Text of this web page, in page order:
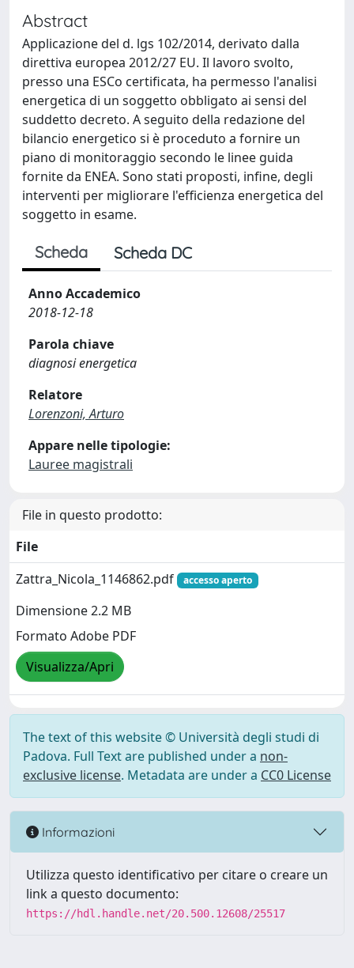
Abstract
Applicazione del d. lgs 102/2014, derivato dalla
direttiva europea 2012/27 EU. Il lavoro svolto,
presso una ESCo certificata, ha permesso l'analisi
energetica di un soggetto obbligato ai sensi del
suddetto decreto. A seguito della redazione del
bilancio energetico si è proceduto a fornire un
piano di monitoraggio secondo le linee guida
fornite da ENEA. Sono stati proposti, infine, degli
interventi per migliorare l'efficienza energetica del
soggetto in esame.
Scheda Scheda DC
Anno Accademico
2018-12-18
Parola chiave
diagnosi energetica
Relatore
Lorenzoni, Arturo
Appare nelle tipologie:
Lauree magistrali
File in questo prodotto:
File
Zattra_Nicola_1146862.pdf
accesso aperto
Dimensione 2.2 MB
Formato Adobe PDF
Visualizza/Apri
The text of this website © Università degli studi di
Padova. Full Text are published under a non-
exclusive license. Metadata are under a CC0 License
Informazioni
Utilizza questo identificativo per citare o creare un
link a questo documento:
https://hdl.handle.net/20.500.12608/25517